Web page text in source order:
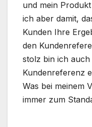
und mein
ich aber damit,
Kunden Ihre
den
stolz bin ich auch
Kundenreferenz
Was bei meinem
immer zum